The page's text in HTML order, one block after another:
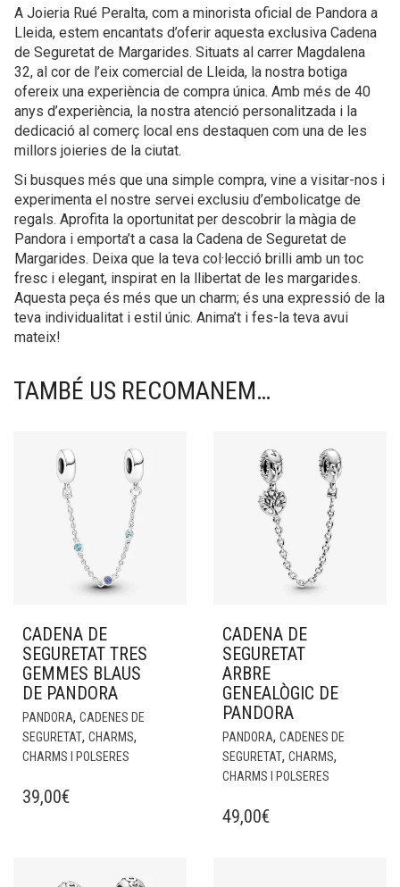
A Joieria Rué Peralta, com a minorista oficial de Pandora a
Lleida, estem encantats d’oferir aquesta exclusiva Cadena
de Seguretat de Margarides. Situats al carrer Magdalena
32, al cor de l’eix comercial de Lleida, la nostra botiga
ofereix una experiència de compra única. Amb més de 40
anys d’experiència, la nostra atenció personalitzada i la
dedicació al comerç local ens destaquen com una de les
millors joieries de la ciutat.
Si busques més que una simple compra, vine a visitar-nos i
experimenta el nostre servei exclusiu d’embolicatge de
regals. Aprofita la oportunitat per descobrir la màgia de
Pandora i emporta’t a casa la Cadena de Seguretat de
Margarides. Deixa que la teva col·lecció brilli amb un toc
fresc i elegant, inspirat en la llibertat de les margarides.
Aquesta peça és més que un charm; és una expressió de la
teva individualitat i estil únic. Anima’t i fes-la teva avui
mateix!
TAMBÉ US RECOMANEM…
CADENA DE
SEGURETAT TRES
GEMMES BLAUS
DE PANDORA
PANDORA, CADENES DE
SEGURETAT, CHARMS,
CHARMS I POLSERES
39,00€
CADENA DE
SEGURETAT
ARBRE
GENEALÒGIC DE
PANDORA
PANDORA, CADENES DE
SEGURETAT, CHARMS,
CHARMS I POLSERES
49,00€